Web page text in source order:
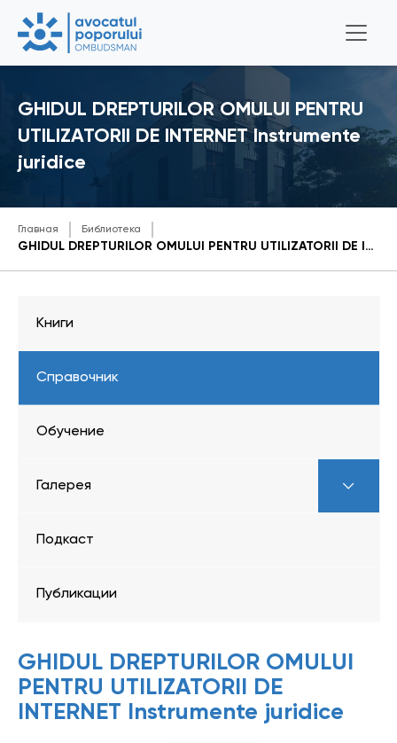
GHIDUL DREPTURILOR OMULUI PENTRU
UTILIZATORII DE INTERNET Instrumente
juridice
Главная Библиотека
GHIDUL DREPTURILOR OMULUI PENTRU UTILIZATORII DE INTERNET Instrumente juridice
GHIDUL DREPTURILOR OMULUI
PENTRU UTILIZATORII DE
INTERNET Instrumente juridice
Книги
Справочник
Обучение
Галерея
Подкаст
Публикации